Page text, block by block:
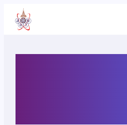
เนื้อหา